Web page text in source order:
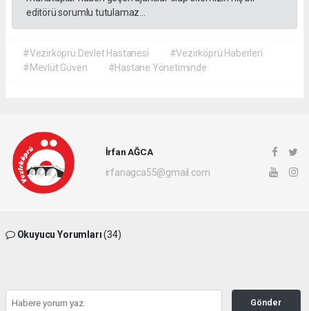
editörü sorumlu tutulamaz...
#Vezirköprü Devlet Hastanesi
#Vezirköprü Haberleri
#Mevlüt Güven
#Hastane Yönetiminde
İrfan AĞCA
irfanagca55@gmail.com
Okuyucu Yorumları(34)
Gönder